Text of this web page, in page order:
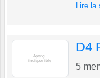
Lire la
D4
5